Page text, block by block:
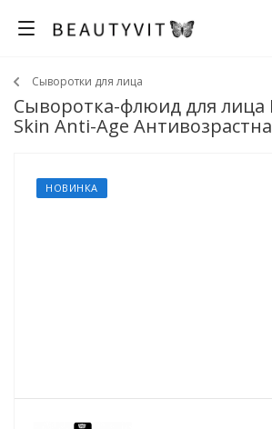
Сыворотки для лица
Сыворотка-флюид для лица
Skin Anti-Age
НОВИНКА